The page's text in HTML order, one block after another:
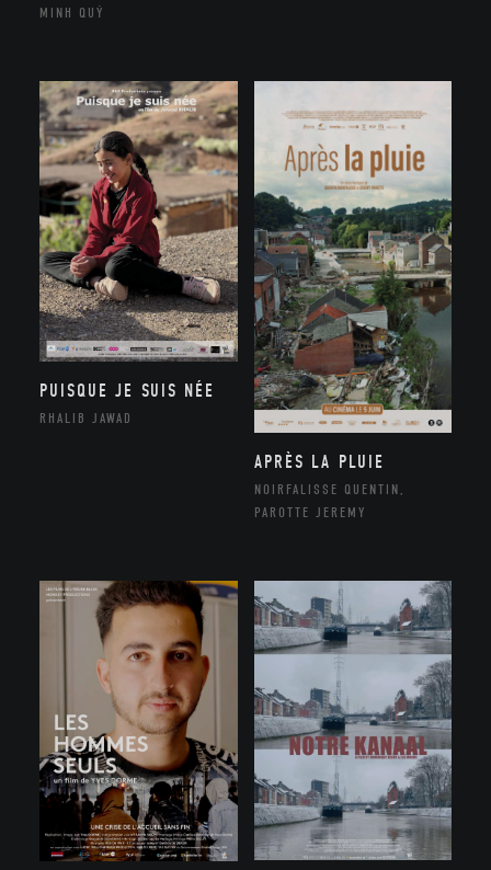
MINH QUÝ
PUISQUE JE SUIS NÉE
RHALIB JAWAD
APRÈS LA PLUIE
NOIRFALISSE QUENTIN,
PAROTTE JEREMY